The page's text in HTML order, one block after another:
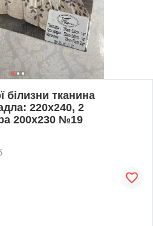
білизни тканина
220х240, 2
200х230 №19